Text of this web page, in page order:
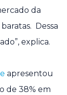
da
Dessa
explica.
apresentou
de 38% em